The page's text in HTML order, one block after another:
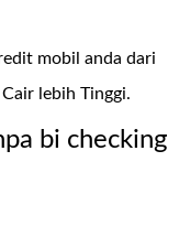
mobil anda dari
lebih Tinggi.
bi checking